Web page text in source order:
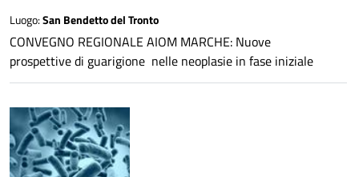
Luogo:San Bendetto del Tronto
CONVEGNO REGIONALE AIOM MARCHE: Nuove
prospettive di guarigione nelle neoplasie in fase iniziale